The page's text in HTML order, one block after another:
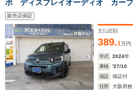
ボ ディスプレイオーディオ カー
ラックホイール ドラレコ ETC
販売店保証
支払総額
389.1万円
年式 2024年
車検
'27/10
保証
保証付
住所
大阪府